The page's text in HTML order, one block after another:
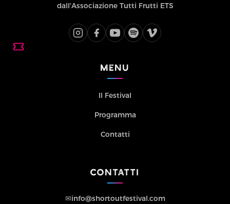
dall'Associazione Tutti Frutti ETS
MENU
Il Festival
Programma
Contatti
CONTATTI
✉info@shortoutfestival.com